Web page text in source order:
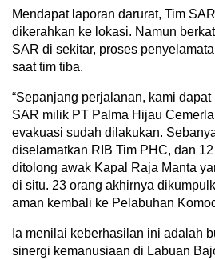
Mendapat laporan darurat, Tim
dikerahkan ke lokasi. Namun
SAR di sekitar, proses
saat tim tiba.
“Sepanjang perjalanan, kami
SAR milik PT Palma Hijau
evakuasi sudah dilakukan.
diselamatkan RIB Tim PHC, dan
ditolong awak Kapal Raja Manta
di situ. 23 orang akhirnya
aman kembali ke Pelabuhan
Ia menilai keberhasilan ini adalah
sinergi kemanusiaan di Labuan